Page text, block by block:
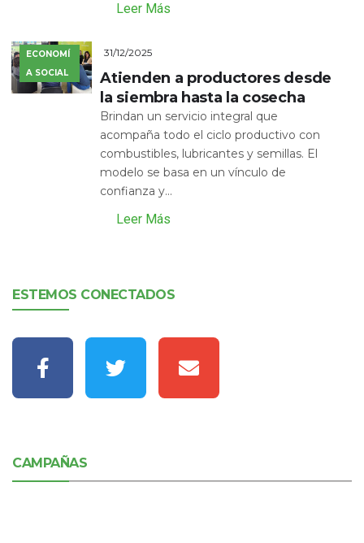
Leer Más
ECONOMÍ
A SOCIAL
31/12/2025
Atienden a productores desde
la siembra hasta la cosecha
Brindan un servicio integral que
acompaña todo el ciclo productivo con
combustibles, lubricantes y semillas. El
modelo se basa en un vínculo de
confianza y...
Leer Más
ESTEMOS CONECTADOS
CAMPAÑAS